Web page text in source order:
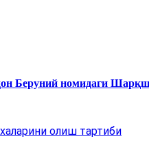
Беруний номидаги
олиш тартиби